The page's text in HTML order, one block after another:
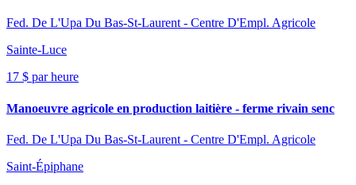
Fed. De L'Upa Du Bas-St-Laurent - Centre D'Empl. Agricole
Sainte-Luce
17 $ par heure
Manoeuvre agricole en production laitière - ferme rivain senc
Fed. De L'Upa Du Bas-St-Laurent - Centre D'Empl. Agricole
Saint-Épiphane